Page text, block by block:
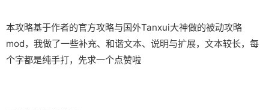
本攻略基于作者的官方攻略与国外Tanxui大神做的被动攻略
mod，我做了一些补充、和谐文本、说明与扩展，文本较长，每
个字都是纯手打，先求一个点赞啦